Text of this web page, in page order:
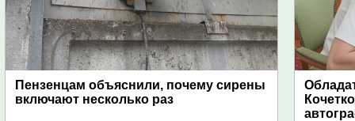
Пензенцам объяснили, почему сирены
включают несколько раз